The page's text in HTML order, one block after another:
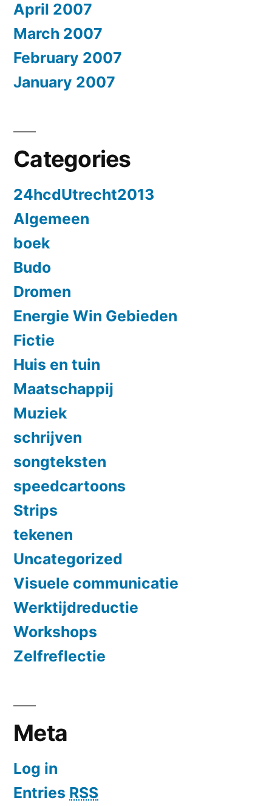
April 2007
March 2007
February 2007
January 2007
Categories
24hcdUtrecht2013
Algemeen
boek
Budo
Dromen
Energie Win Gebieden
Fictie
Huis en tuin
Maatschappij
Muziek
schrijven
songteksten
speedcartoons
Strips
tekenen
Uncategorized
Visuele communicatie
Werktijdreductie
Workshops
Zelfreflectie
Meta
Log in
Entries RSS